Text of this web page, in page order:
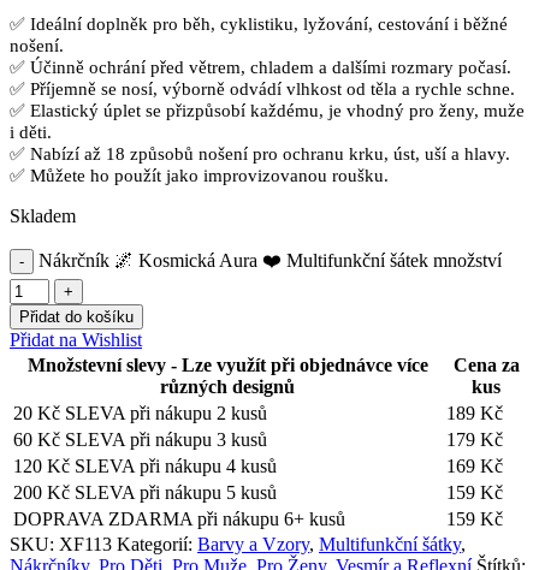
✅ Ideální doplněk pro běh, cyklistiku, lyžování, cestování i běžné
nošení.
✅ Účinně ochrání před větrem, chladem a dalšími rozmary počasí.
✅ Příjemně se nosí, výborně odvádí vlhkost od těla a rychle schne.
✅ Elastický úplet se přizpůsobí každému, je vhodný pro ženy, muže
i děti.
✅ Nabízí až 18 způsobů nošení pro ochranu krku, úst, uší a hlavy.
✅ Můžete ho použít jako improvizovanou roušku.
Skladem
Nákrčník 🌌 Kosmická Aura ❤️ Multifunkční šátek množství
Přidat do košíku
Přidat na Wishlist
Množstevní slevy - Lze využít při objednávce více
různých designů
Cena za
kus
20 Kč SLEVA při nákupu 2 kusů
189 Kč
60 Kč SLEVA při nákupu 3 kusů
179 Kč
120 Kč SLEVA při nákupu 4 kusů
169 Kč
200 Kč SLEVA při nákupu 5 kusů
159 Kč
DOPRAVA ZDARMA při nákupu 6+ kusů
159 Kč
SKU: XF113 Kategorií: Barvy a Vzory, Multifunkční šátky,
Nákrčníky, Pro Děti, Pro Muže, Pro Ženy, Vesmír a Reflexní Štítků: